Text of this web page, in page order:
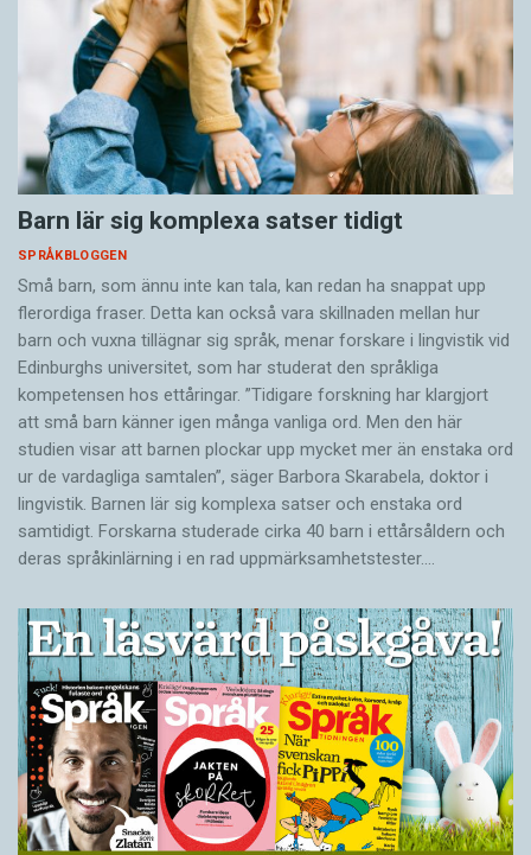
Barn lär sig komplexa satser tidigt
SPRÅKBLOGGEN
Små barn, som ännu inte kan tala, kan redan ha snappat upp
flerordiga fraser. Detta kan också vara skillnaden mellan hur
barn och vuxna tillägnar sig språk, menar forskare i lingvistik vid
Edinburghs universitet, som har studerat den språkliga
kompetensen hos ettåringar. ”Tidigare forskning har klargjort
att små barn känner igen många vanliga ord. Men den här
studien visar att barnen plockar upp mycket mer än enstaka ord
ur de vardagliga samtalen”, säger Barbora Skarabela, doktor i
lingvistik. Barnen lär sig komplexa satser och enstaka ord
samtidigt. Forskarna studerade cirka 40 barn i ettårsåldern och
deras språkinlärning i en rad uppmärksamhetstester.…